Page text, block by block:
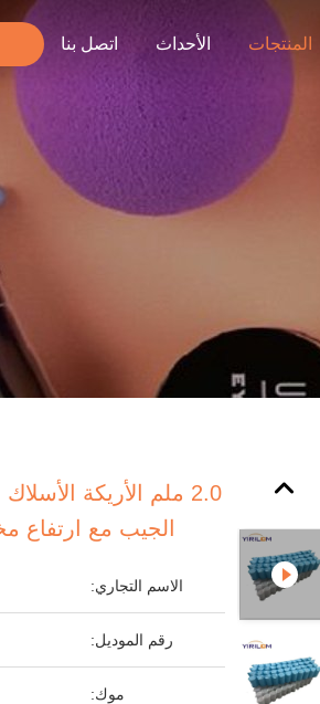
المنتجات الأحداث اتصل بنا
2.0 ملم الأريكة
الجيب مع ارتفاع مخصص و
الاسم التجاري:
رقم الموديل:
موك: